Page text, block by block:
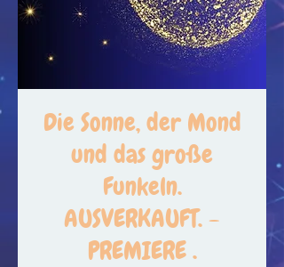
Die Sonne, der Mond
und das große
Funkeln.
AUSVERKAUFT. -
PREMIERE .